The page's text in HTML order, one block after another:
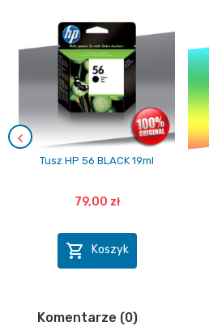
Tusz HP 56 BLACK 19ml
79,00 zł
 Koszyk
Komentarze (0)